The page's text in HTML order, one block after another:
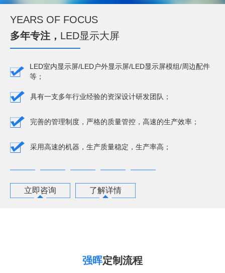
YEARS OF FOCUS
多年专注， LED显示大屏
LED室内显示屏/LED户外显示屏/LED显示屏模组/周边配件
等；
具有一支多年行业经验的资深设计研发团队；
完善的管理制度，严格的质量管控，高速的生产效率；
采用高速的机器，生产质量稳定，生产率高；
立即咨询 了解详情
强晖定制流程